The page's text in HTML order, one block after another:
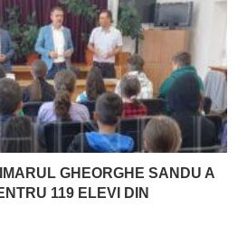
GHEORGHE SANDU A
119 ELEVI DIN